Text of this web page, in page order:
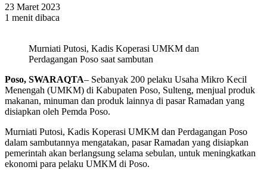
23 Maret 2023
1 menit dibaca
Murniati Putosi, Kadis Koperasi UMKM dan
Perdagangan Poso saat sambutan
Poso, SWARAQTA– Sebanyak 200 pelaku Usaha Mikro Kecil
Menengah (UMKM) di Kabupaten Poso, Sulteng, menjual produk
makanan, minuman dan produk lainnya di pasar Ramadan yang
disiapkan oleh Pemda Poso.
Murniati Putosi, Kadis Koperasi UMKM dan Perdagangan Poso
dalam sambutannya mengatakan, pasar Ramadan yang disiapkan
pemerintah akan berlangsung selama sebulan, untuk meningkatkan
ekonomi para pelaku UMKM di Poso.